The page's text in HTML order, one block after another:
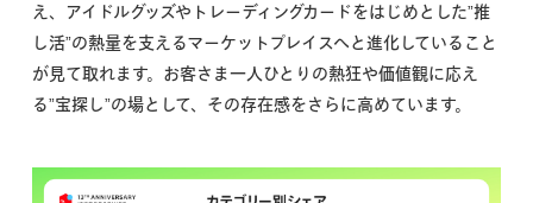
え、アイドルグッズやトレーディングカードをはじめとした”推
し活”の熱量を支えるマーケットプレイスへと進化していること
が見て取れます。お客さま一人ひとりの熱狂や価値観に応え
る”宝探し”の場として、その存在感をさらに高めています。